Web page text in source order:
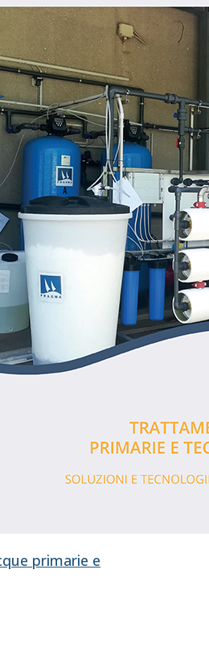
primarie e